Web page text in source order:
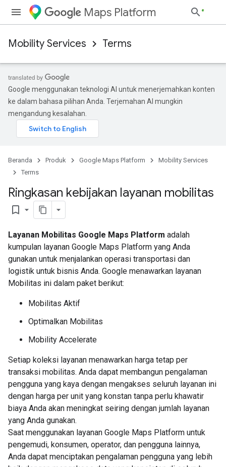
Maps Platform
Mobility Services Terms
Google menggunakan teknologi AI untuk menerjemahkan konten
ke dalam bahasa pilihan Anda. Terjemahan AI mungkin
mengandung kesalahan.
Beranda Produk Google Maps Platform
Mobility Services
Terms
Ringkasan kebijakan layanan mobilitas
bookmark_border
Layanan Mobilitas Google Maps Platform adalah
kumpulan layanan Google Maps Platform yang Anda
gunakan untuk menjalankan operasi transportasi dan
logistik untuk bisnis Anda. Google menawarkan layanan
Mobilitas ini dalam paket berikut:
Mobilitas Aktif
Optimalkan Mobilitas
Mobility Accelerate
Setiap koleksi layanan menawarkan harga tetap per
transaksi mobilitas. Anda dapat membangun pengalaman
pengguna yang kaya dengan mengakses seluruh layanan ini
dengan harga per unit yang konstan tanpa perlu khawatir
biaya Anda akan meningkat seiring dengan jumlah layanan
yang Anda gunakan.
Saat menggunakan layanan Google Maps Platform untuk
pengemudi, konsumen, operator, dan pengguna lainnya,
Anda dapat menciptakan pengalaman pengguna yang lebih